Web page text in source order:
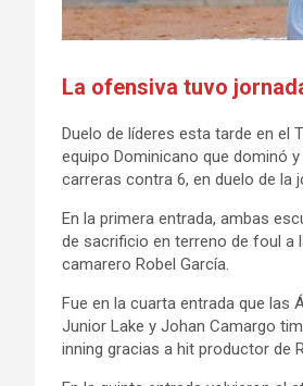
La ofensiva tuvo
Duelo de líderes esta tarde en el
equipo Dominicano que dominó
carreras contra 6, en duelo de la
En la primera entrada, ambas
de sacrificio en terreno de foul a
camarero Robel García.
Fue en la cuarta entrada que las
Junior Lake y Johan Camargo
inning gracias a hit productor de